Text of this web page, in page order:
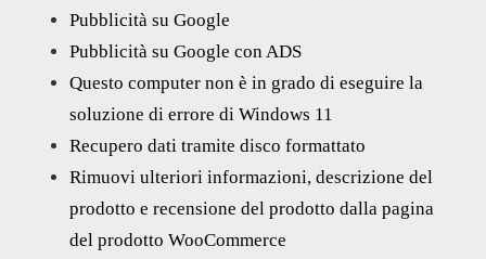
Pubblicità su Google
Pubblicità su Google con ADS
Questo computer non è in grado di eseguire la
soluzione di errore di Windows 11
Recupero dati tramite disco formattato
Rimuovi ulteriori informazioni, descrizione del
prodotto e recensione del prodotto dalla pagina
del prodotto WooCommerce